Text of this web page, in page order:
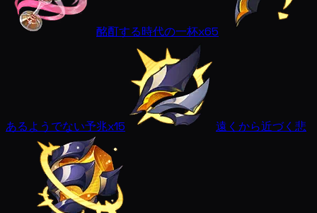
酩酊する時代の一杯x65
あるようでない予兆x15 遠くから近づく悲